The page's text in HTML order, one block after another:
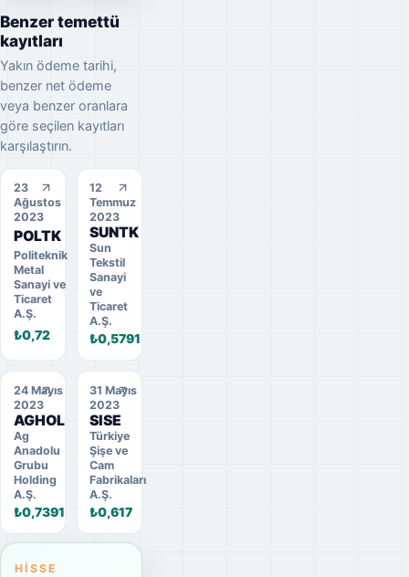
Benzer temettü
kayıtları
Yakın ödeme tarihi,
benzer net ödeme
veya benzer oranlara
göre seçilen kayıtları
karşılaştırın.
23
Ağustos
2023
POLTK
Politeknik
Metal
Sanayi ve
Ticaret
A.Ş.
₺0,72
12
Temmuz
2023
SUNTK
Sun
Tekstil
Sanayi
ve
Ticaret
A.Ş.
₺0,5791
24 Mayıs
2023
AGHOL
Ag
Anadolu
Grubu
Holding
A.Ş.
₺0,7391
31 Mayıs
2023
SISE
Türkiye
Şişe ve
Cam
Fabrikaları
A.Ş.
₺0,617
HISSE